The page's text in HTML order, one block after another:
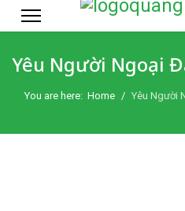
Yêu Người Ngoại
You are here: Home Yêu Người